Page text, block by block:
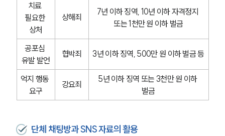
팀소개
오시는 길
고객의 소리
통합검색
업무사례
치료
필요한
상처
상해죄
7년 이하 징역, 10년 이하 자격정지
또는 1천만 원 이하 벌금
공포심
유발 발언
협박죄 3년 이하 징역, 500만 원 이하 벌금 등
억지 행동
요구
강요죄
5년 이하 징역 또는 3천만 원 이하
벌금
단체 채팅방과 SNS 자료의 활용